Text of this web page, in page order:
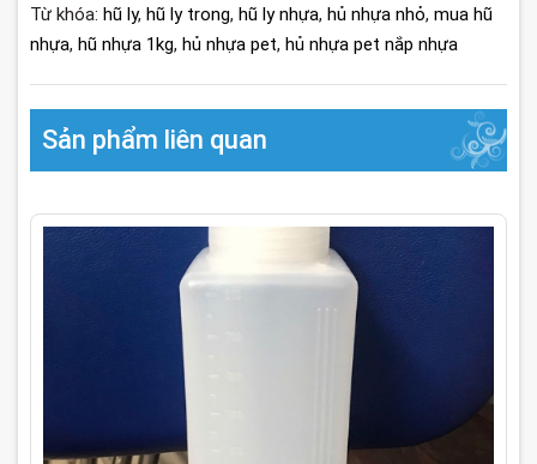
Từ khóa: hũ ly, hũ ly trong, hũ ly nhựa, hủ nhựa nhỏ, mua hũ
nhựa, hũ nhựa 1kg, hủ nhựa pet, hủ nhựa pet nắp nhựa
Sản phẩm liên quan